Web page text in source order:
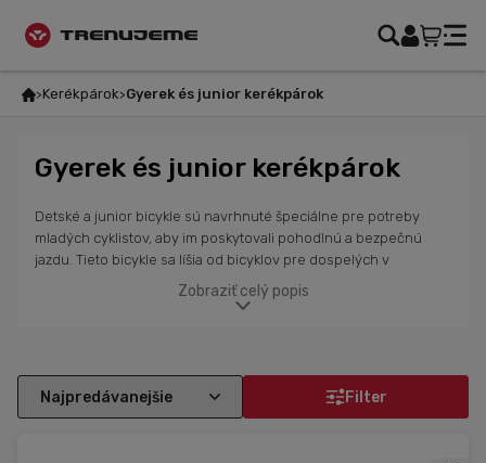
Kerékpárok Gyerek és junior kerékpárok
Gyerek és junior kerékpárok
Detské a junior bicykle sú navrhnuté špeciálne pre potreby
mladých cyklistov, aby im poskytovali pohodlnú a bezpečnú
jazdu. Tieto bicykle sa líšia od bicyklov pre dospelých v
mnohých aspektoch, vrátane veľkosti, geometrie, výbavy a
bezpečnostných funkcií. Detské a junior bicykle majú
sa zlepšila pohodlnosť pri jazde na nerovných povrchoch.
Zobraziť celý popis
Filter